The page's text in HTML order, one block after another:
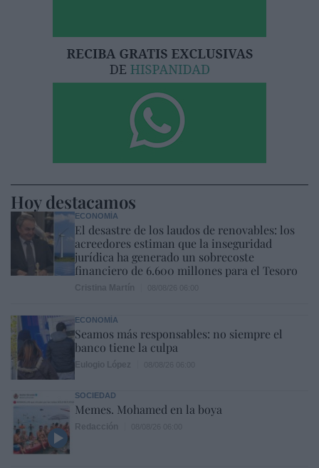
Hoy destacamos
ECONOMÍA
El desastre de los laudos de renovables: los
acreedores estiman que la inseguridad
jurídica ha generado un sobrecoste
financiero de 6.600 millones para el Tesoro
ECONOMÍA
Seamos más responsables: no siempre el
banco tiene la culpa
SOCIEDAD
Memes. Mohamed en la boya